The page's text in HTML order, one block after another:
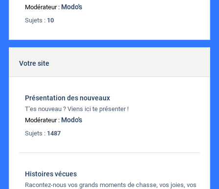
Modérateur : Modo's
Sujets : 10
Votre site
Présentation des nouveaux
T'es nouveau ? Viens ici te présenter !
Modérateur : Modo's
Sujets : 1487
Histoires vécues
Racontez-nous vos grands moments de chasse, vos joies, vos